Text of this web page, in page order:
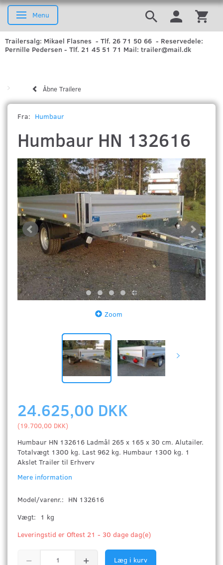
Skifte navigation
Menu
Trailersalg: Mikael Flasnes - Tlf. 26 71 50 66 - Reservedele:
Pernille Pedersen - Tlf. 21 45 51 71 Mail: trailer@mail.dk
Åbne Trailere
Fra: Humbaur
Humbaur HN 132616
Zoom
24.625,00 DKK
(19.700,00 DKK)
Humbaur HN 132616 Ladmål 265 x 165 x 30 cm. Alutailer.
Totalvægt 1300 kg. Last 962 kg. Humbaur 1300 kg. 1
Akslet Trailer til Erhverv
Mere information
Model/varenr.: HN 132616
Vægt:
1 kg
Leveringstid er Oftest 21 - 30 dage dag(e)
Læg i kurv